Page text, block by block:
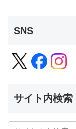
SNS
サイト内検索